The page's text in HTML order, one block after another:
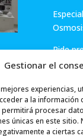
Gestionar el
experiencias,
a la
procesar
únicas en este
a ciertas
Pide
o